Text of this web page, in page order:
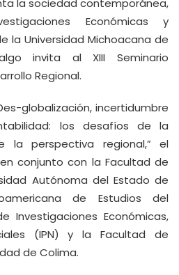
la sociedad contemporánea,
Económicas y
la Universidad Michoacana de
invita al XIII Seminario
Regional.
globalización, incertidumbre
los desafíos de la
la perspectiva regional,” el
conjunto con la Facultad de
Autónoma del Estado de
de Estudios del
Investigaciones Económicas,
(IPN) y la Facultad de
de Colima.